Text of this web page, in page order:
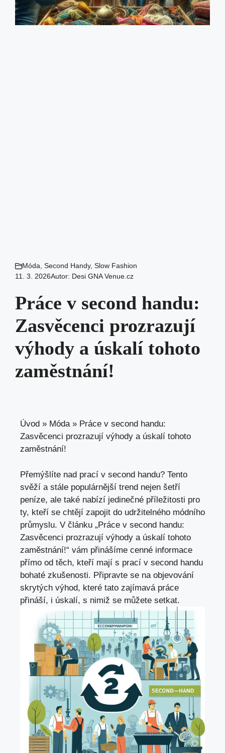
Móda Second Handy, Slow Fashion
11. 3. 2026Autor: Desi GNA Venue.cz
Práce v second handu:
Zasvěcenci prozrazují
výhody a úskalí tohoto
zaměstnání!
Úvod » Móda» Práce v second handu:
Zasvěcenci prozrazují výhody a úskalí tohoto
zaměstnání!
Přemýšlíte nad prací v second handu? Tento
svěží a stále populárnější trend nejen šetří
peníze, ale také nabízí jedinečné příležitosti pro
ty, kteří se chtějí zapojit do udržitelného módního
průmyslu. V článku „Práce v second handu:
Zasvěcenci prozrazují výhody a úskalí tohoto
zaměstnání!“ vám přinášíme cenné informace
přímo od těch, kteří mají s prací v second handu
bohaté zkušenosti. Připravte se na objevování
skrytých výhod, které tato zajímavá práce
přináší, i úskalí, s nimiž se můžete setkat.